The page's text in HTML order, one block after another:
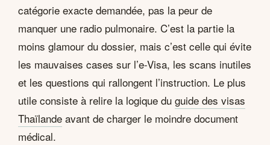
catégorie exacte demandée, pas la peur de
manquer une radio pulmonaire. C’est la partie la
moins glamour du dossier, mais c’est celle qui évite
les mauvaises cases sur l’e-Visa, les scans inutiles
et les questions qui rallongent l’instruction. Le plus
utile consiste à relire la logique du guide des visas
Thaïlande avant de charger le moindre document
médical.